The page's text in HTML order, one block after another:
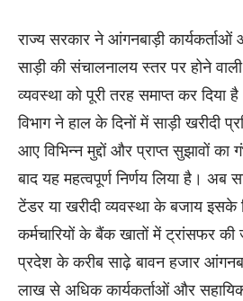
राज्य सरकार ने आंगनबाड़ी
साड़ी की संचालनालय स्तर पर होने
व्यवस्था को पूरी तरह समाप्त कर दिया
विभाग ने हाल के दिनों में साड़ी खरीदी
आए विभिन्न मुद्दों और प्राप्त सुझावों का
बाद यह महत्वपूर्ण निर्णय लिया है। अब
टेंडर या खरीदी व्यवस्था के बजाय इसके
कर्मचारियों के बैंक खातों में ट्रांसफर
प्रदेश के करीब साढ़े बावन हजार
लाख से अधिक कार्यकर्ताओं और